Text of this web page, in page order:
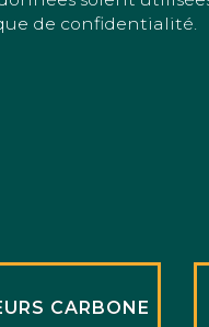
de confidentialité.
CARBONE